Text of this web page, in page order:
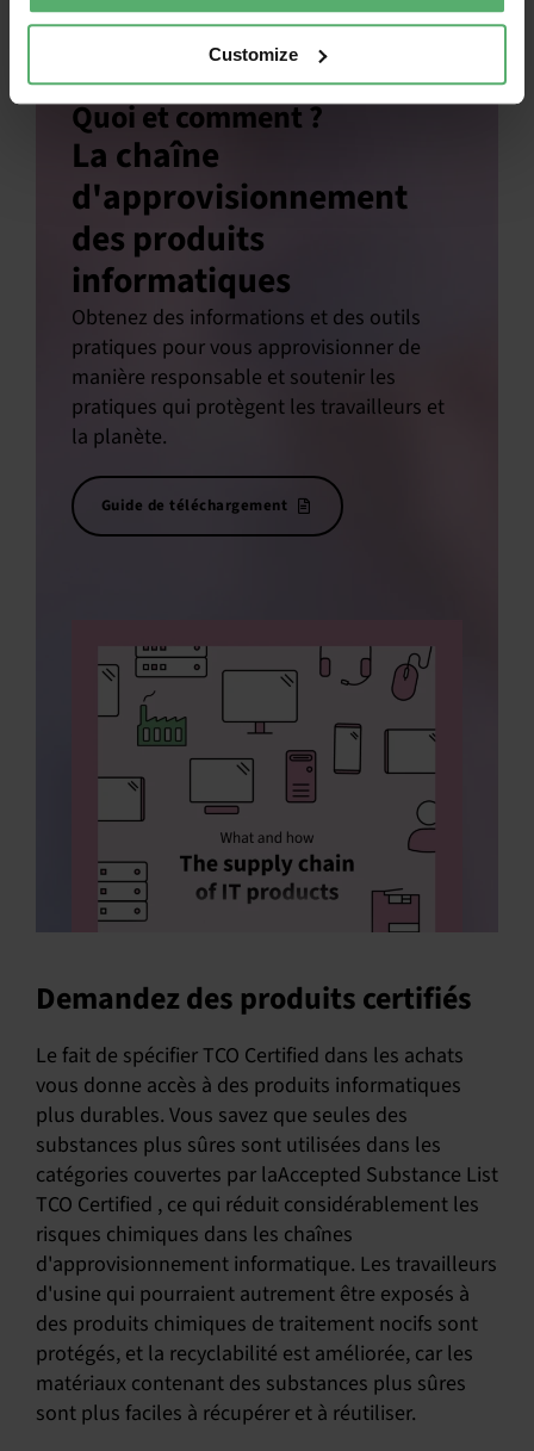
Customize
Quoi et comment ?
La chaîne
d'approvisionnement
des produits
informatiques
Obtenez des informations et des outils
pratiques pour vous approvisionner de
manière responsable et soutenir les
pratiques qui protègent les travailleurs et
la planète.
Guide de téléchargement
Demandez des produits certifiés
Le fait de spécifier TCO Certified dans les achats
vous donne accès à des produits informatiques
plus durables. Vous savez que seules des
substances plus sûres sont utilisées dans les
catégories couvertes par laAccepted Substance List
TCO Certified , ce qui réduit considérablement les
risques chimiques dans les chaînes
d'approvisionnement informatique. Les travailleurs
d'usine qui pourraient autrement être exposés à
des produits chimiques de traitement nocifs sont
protégés, et la recyclabilité est améliorée, car les
matériaux contenant des substances plus sûres
sont plus faciles à récupérer et à réutiliser.